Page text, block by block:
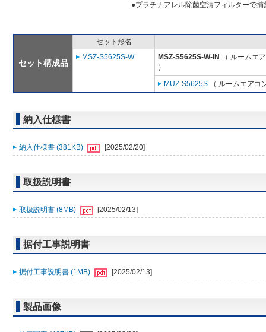
●プラチナアレル除菌空清フィルターで
セット構成品
セット形名
MSZ-S5625S-W
MSZ-S5625S-W-IN
（ ルームエ
）
MUZ-S5625S （ ルームエアコ
納入仕様書
納入仕様書 (381KB) [2025/02/20]
取扱説明書
取扱説明書 (8MB) [2025/02/13]
据付工事説明書
据付工事説明書 (1MB) [2025/02/13]
製品画像